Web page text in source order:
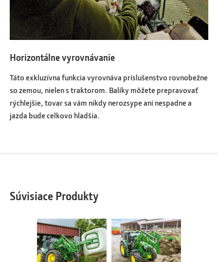
Horizontálne vyrovnávanie
Táto exkluzívna funkcia vyrovnáva príslušenstvo rovnobežne
so zemou, nielen s traktorom. Balíky môžete prepravovať
rýchlejšie, tovar sa vám nikdy nerozsype ani nespadne a
jazda bude celkovo hladšia.
Súvisiace Produkty